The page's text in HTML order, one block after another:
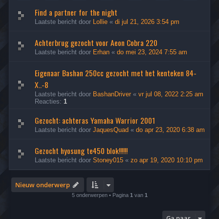
Find a partner for the night
Laatste bericht door Lollie « di jul 21, 2026 3:54 pm
Achterbrug gezocht voor Aeon Cobra 220
Laatste bericht door Erhan « do mei 23, 2024 7:55 am
Eigenaar Bashan 250cc gezocht met het kenteken 84-
X..-8
Laatste bericht door BashanDriver « vr jul 08, 2022 2:25 am
Reacties: 1
Gezocht: achteras Yamaha Warrior 2001
Laatste bericht door JaquesQuad « do apr 23, 2020 6:38 am
Gezocht hyosung te450 blok!!!!!!
Laatste bericht door Stoney015 « zo apr 19, 2020 10:10 pm
Nieuw onderwerp
5 onderwerpen • Pagina 1 van 1